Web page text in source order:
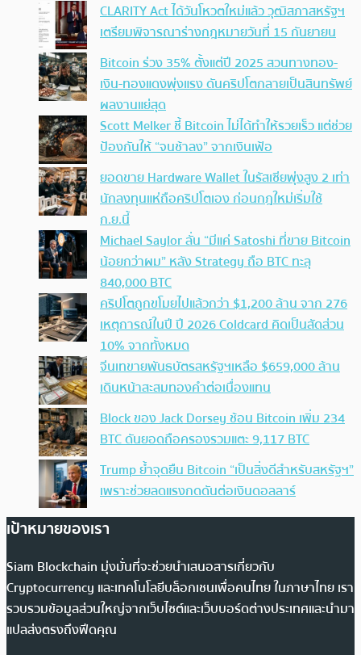
CLARITY Act ได้วันโหวตใหม่แล้ว วุฒิสภาสหรัฐฯ
เตรียมพิจารณาร่างกฎหมายวันที่ 15 กันยายน
Bitcoin ร่วง 35% ตั้งแต่ปี 2025 สวนทางทอง-
เงิน-ทองแดงพุ่งแรง ดันคริปโตกลายเป็นสินทรัพย์
ผลงานแย่สุด
Scott Melker ชี้ Bitcoin ไม่ได้ทำให้รวยเร็ว แต่ช่วย
ป้องกันให้ “จนช้าลง” จากเงินเฟ้อ
ยอดขาย Hardware Wallet ในรัสเซียพุ่งสูง 2 เท่า
นักลงทุนแห่ถือคริปโตเอง ก่อนกฎใหม่เริ่มใช้
ก.ย.นี้
Michael Saylor ลั่น “มีแค่ Satoshi ที่ขาย Bitcoin
น้อยกว่าผม” หลัง Strategy ถือ BTC ทะลุ
840,000 BTC
คริปโตถูกขโมยไปแล้วกว่า $1,200 ล้าน จาก 276
เหตุการณ์ในปี ปี 2026 Coldcard คิดเป็นสัดส่วน
10% จากทั้งหมด
จีนเทขายพันธบัตรสหรัฐฯเหลือ $659,000 ล้าน
เดินหน้าสะสมทองคำต่อเนื่องแทน
Block ของ Jack Dorsey ช้อน Bitcoin เพิ่ม 234
BTC ดันยอดถือครองรวมแตะ 9,117 BTC
Trump ย้ำจุดยืน Bitcoin “เป็นสิ่งดีสำหรับสหรัฐฯ”
เพราะช่วยลดแรงกดดันต่อเงินดอลลาร์
เป้าหมายของเรา
Siam Blockchain มุ่งมั่นที่จะช่วยนำเสนอสารเกี่ยวกับ
Cryptocurrency และเทคโนโลยีบล็อกเชนเพื่อคนไทย ในภาษาไทย เรา
รวบรวมข้อมูลส่วนใหญ่จากเว็บไซต์และเว็บบอร์ดต่างประเทศและนำมา
แปลส่งตรงถึงฟีดคุณ